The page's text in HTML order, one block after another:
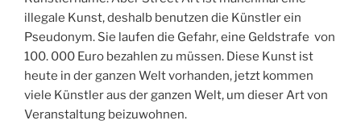
illegale Kunst,deshalb benutzen die Künstlerein
Pseudonym. Sie laufen die Gefahr,eine Geldstrafe von
100. 000 Euro bezahlen zu müssen. Diese Kunst ist
heute in derganzen Weltvorhanden, jetzt kommen
viele Künstleraus derganzen Welt, um dieserArtvon
Veranstaltung beizuwohnen.